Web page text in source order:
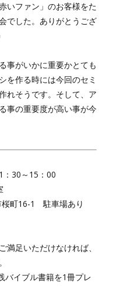
いファン」のお客様をた
でした。ありがとうござ
事がいかに重要かとても
を作る時には今回のセミ
れそうです。そして、ア
事の重要度が高い事が今
：30～15：00
16-1 駐車場あり
足いただけなければ、
バイブル書籍を1冊プレ